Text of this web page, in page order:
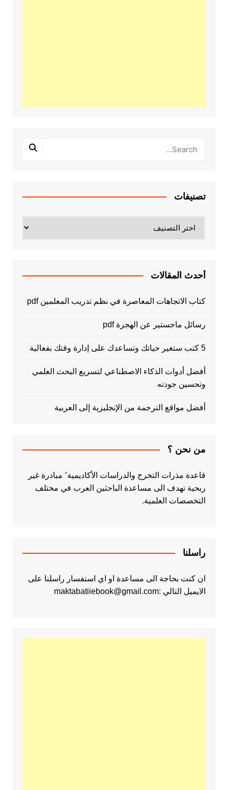
تصنيفات
أحدث المقالات
كتاب الاتجاهات المعاصرة في نظم تدريب المعلمين pdf
رسائل ماجستير عن الهجرة pdf
5 كتب ستغير حياتك وتساعدك على إدارة وقتك بفعالية
أفضل أدوات الذكاء الاصطناعي لتسريع البحث العلمي
وتحسين جودته
أفضل مواقع الترجمة من الإنجليزية إلى العربية
من نحن ؟
قاعدة مذرات التخرج والدراسات الأكاديمية٬ مبادرة غير
ربحية تهدف الى مساعدة الباحثين العرب في مختلف
التخصصات العلمية.
راسلنا
ان كنت بحاجة الى مساعدة او اي استفسار راسلنا على
الايميل التالي :maktabatiiebook@gmail.com